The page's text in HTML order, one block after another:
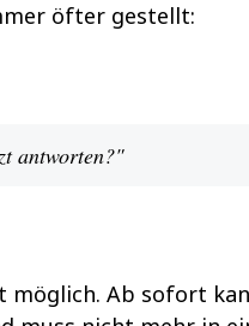
öfter gestellt:
antworten?"
möglich. Ab sofort